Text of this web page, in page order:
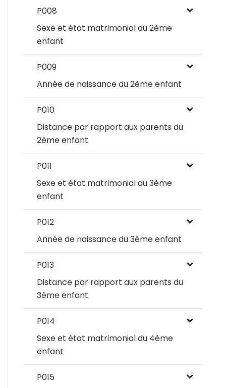
P008
Sexe et état matrimonial du 2ème
enfant
P009
Année de naissance du 2ème enfant
P010
Distance par rapport aux parents du
2ème enfant
P011
Sexe et état matrimonial du 3ème
enfant
P012
Année de naissance du 3ème enfant
P013
Distance par rapport aux parents du
3ème enfant
P014
Sexe et état matrimonial du 4ème
enfant
P015